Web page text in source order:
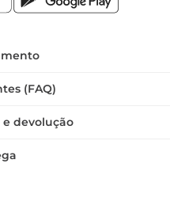
de momentos
(FAQ)
devolução